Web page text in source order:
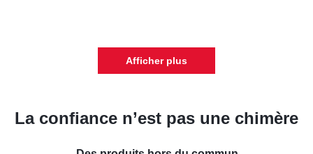
Afficher plus
La confiance n’est pas une chimère